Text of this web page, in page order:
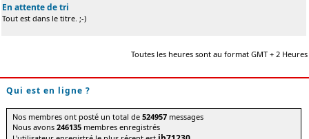
En attente de tri
Tout est dans le titre. ;-)
Toutes les heures sont au format GMT + 2 Heures
Qui est en ligne ?
Nos membres ont posté un total de524957 messages
Nous avons246135 membres enregistrés